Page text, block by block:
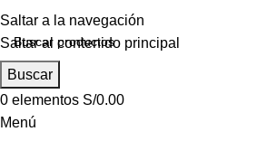
Saltar a la navegación
Saltar al contenido principal
Buscar
0 elementos S/0.00
Menú